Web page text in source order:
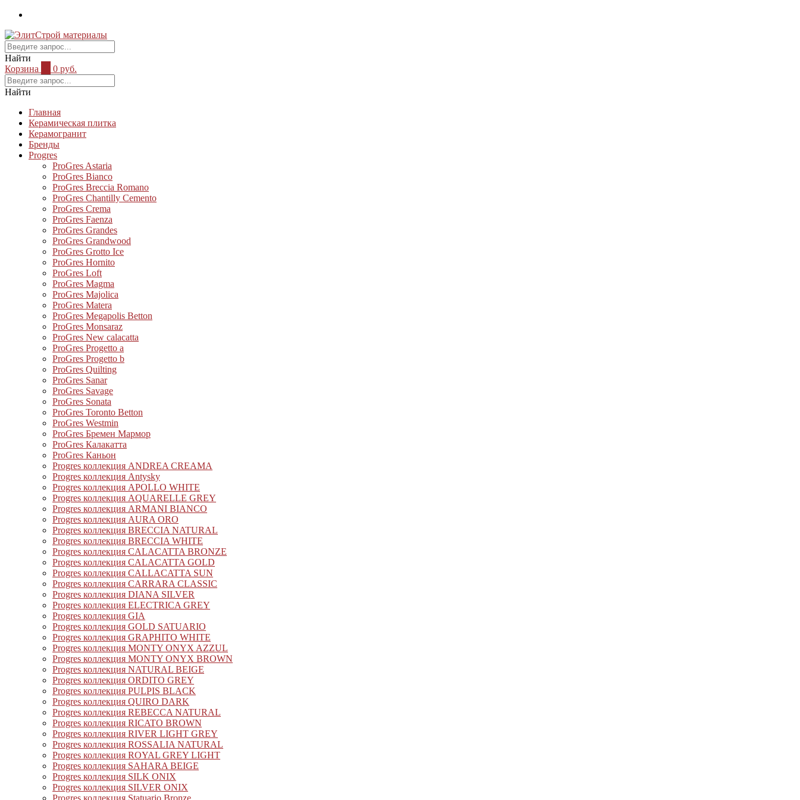
Найти
Корзина
0 руб.
Найти
Главная
Керамическая плитка
Керамогранит
Бренды
Progres
ProGres Astaria
ProGres Bianco
ProGres Breccia Romano
ProGres Chantilly Cemento
ProGres Crema
ProGres Faenza
ProGres Grandes
ProGres Grandwood
ProGres Grotto Ice
ProGres Hornito
ProGres Loft
ProGres Magma
ProGres Majolica
ProGres Matera
ProGres Megapolis Betton
ProGres Monsaraz
ProGres New calacatta
ProGres Progetto a
ProGres Progetto b
ProGres Quilting
ProGres Sanar
ProGres Savage
ProGres Sonata
ProGres Toronto Betton
ProGres Westmin
ProGres Бремен Мармор
ProGres Калакатта
ProGres Каньон
Progres коллекция ANDREA CREAMA
Progres коллекция Antysky
Progres коллекция APOLLO WHITE
Progres коллекция AQUARELLE GREY
Progres коллекция ARMANI BIANCO
Progres коллекция AURA ORO
Progres коллекция BRECCIA NATURAL
Progres коллекция BRECCIA WHITE
Progres коллекция CALACATTA BRONZE
Progres коллекция CALACATTA GOLD
Progres коллекция CALLACATTA SUN
Progres коллекция CARRARA CLASSIC
Progres коллекция DIANA SILVER
Progres коллекция ELECTRICA GREY
Progres коллекция GIA
Progres коллекция GOLD SATUARIO
Progres коллекция GRAPHITO WHITE
Progres коллекция MONTY ONYX AZZUL
Progres коллекция MONTY ONYX BROWN
Progres коллекция NATURAL BEIGE
Progres коллекция ORDITO GREY
Progres коллекция PULPIS BLACK
Progres коллекция QUIRO DARK
Progres коллекция REBECCA NATURAL
Progres коллекция RICATO BROWN
Progres коллекция RIVER LIGHT GREY
Progres коллекция ROSSALIA NATURAL
Progres коллекция ROYAL GREY LIGHT
Progres коллекция SAHARA BEIGE
Progres коллекция SILK ONIX
Progres коллекция SILVER ONIX
Progres коллекция Statuario Bronze